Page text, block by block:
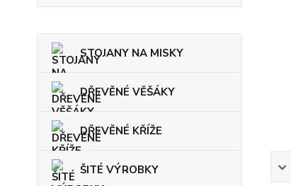
STOJANY NA MISKY
DŘEVĚNÉ VĚŠÁKY
DŘEVĚNÉ KŘÍŽE
ŠITÉ VÝROBKY